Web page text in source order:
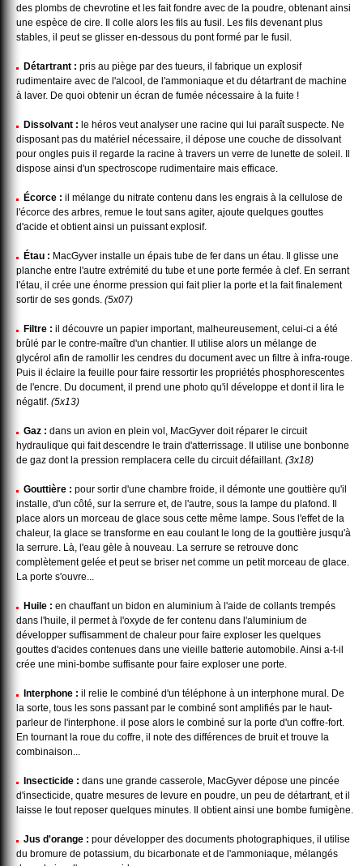
des plombs de chevrotine et les fait fondre avec de la poudre, obtenant ainsi
une espèce de cire. Il colle alors les fils au fusil. Les fils devenant plus
stables, il peut se glisser en-dessous du pont formé par le fusil.
Détartrant : pris au piège par des tueurs, il fabrique un explosif
rudimentaire avec de l'alcool, de l'ammoniaque et du détartrant de machine
à laver. De quoi obtenir un écran de fumée nécessaire à la fuite !
Dissolvant : le héros veut analyser une racine qui lui paraît suspecte. Ne
disposant pas du matériel nécessaire, il dépose une couche de dissolvant
pour ongles puis il regarde la racine à travers un verre de lunette de soleil. Il
dispose ainsi d'un spectroscope rudimentaire mais efficace.
Écorce : il mélange du nitrate contenu dans les engrais à la cellulose de
l'écorce des arbres, remue le tout sans agiter, ajoute quelques gouttes
d'acide et obtient ainsi un puissant explosif.
Étau : MacGyver installe un épais tube de fer dans un étau. Il glisse une
planche entre l'autre extrémité du tube et une porte fermée à clef. En serrant
l'étau, il crée une énorme pression qui fait plier la porte et la fait finalement
sortir de ses gonds. (5x07)
Filtre : il découvre un papier important, malheureusement, celui-ci a été
brûlé par le contre-maître d'un chantier. Il utilise alors un mélange de
glycérol afin de ramollir les cendres du document avec un filtre à infra-rouge.
Puis il éclaire la feuille pour faire ressortir les propriétés phosphorescentes
de l'encre. Du document, il prend une photo qu'il développe et dont il lira le
négatif. (5x13)
Gaz : dans un avion en plein vol, MacGyver doit réparer le circuit
hydraulique qui fait descendre le train d'atterrissage. Il utilise une bonbonne
de gaz dont la pression remplacera celle du circuit défaillant. (3x18)
Gouttière : pour sortir d'une chambre froide, il démonte une gouttière qu'il
installe, d'un côté, sur la serrure et, de l'autre, sous la lampe du plafond. Il
place alors un morceau de glace sous cette même lampe. Sous l'effet de la
chaleur, la glace se transforme en eau coulant le long de la gouttière jusqu'à
la serrure. Là, l'eau gèle à nouveau. La serrure se retrouve donc
complètement gelée et peut se briser net comme un petit morceau de glace.
La porte s'ouvre...
Huile : en chauffant un bidon en aluminium à l'aide de collants trempés
dans l'huile, il permet à l'oxyde de fer contenu dans l'aluminium de
développer suffisamment de chaleur pour faire exploser les quelques
gouttes d'acides contenues dans une vieille batterie automobile. Ainsi a-t-il
crée une mini-bombe suffisante pour faire exploser une porte.
Interphone : il relie le combiné d'un téléphone à un interphone mural. De
la sorte, tous les sons passant par le combiné sont amplifiés par le haut-
parleur de l'interphone. il pose alors le combiné sur la porte d'un coffre-fort.
En tournant la roue du coffre, il note des différences de bruit et trouve la
combinaison...
Insecticide : dans une grande casserole, MacGyver dépose une pincée
d'insecticide, quatre mesures de levure en poudre, un peu de détartrant, et il
laisse le tout reposer quelques minutes. Il obtient ainsi une bombe fumigène.
Jus d'orange : pour développer des documents photographiques, il utilise
du bromure de potassium, du bicarbonate et de l'ammoniaque, mélangés